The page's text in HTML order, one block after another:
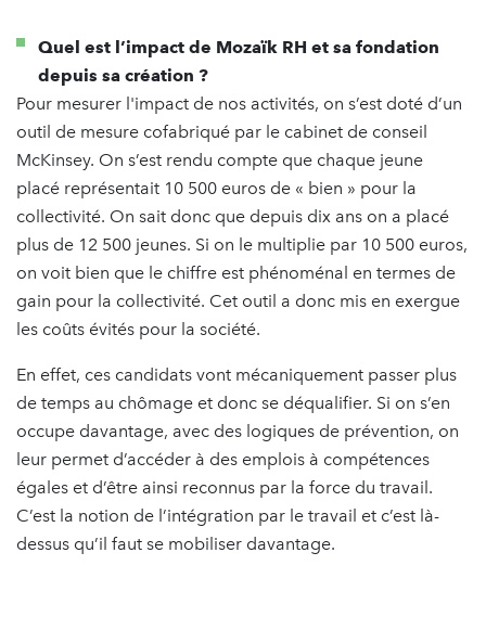
Quel est l’impact de Mozaïk RH et sa fondation
depuis sa création ?
Pour mesurer l'impact de nos activités, on s’est doté d’un
outil de mesure cofabriqué par le cabinet de conseil
McKinsey. On s’est rendu compte que chaque jeune
placé représentait 10 500 euros de « bien » pour la
collectivité. On sait donc que depuis dix ans on a placé
plus de 12 500 jeunes. Si on le multiplie par 10 500 euros,
on voit bien que le chiffre est phénoménal en termes de
gain pour la collectivité. Cet outil a donc mis en exergue
les coûts évités pour la société.
En effet, ces candidats vont mécaniquement passer plus
de temps au chômage et donc se déqualifier. Si on s’en
occupe davantage, avec des logiques de prévention, on
leur permet d’accéder à des emplois à compétences
égales et d’être ainsi reconnus par la force du travail.
C’est la notion de l’intégration par le travail et c’est là-
dessus qu’il faut se mobiliser davantage.